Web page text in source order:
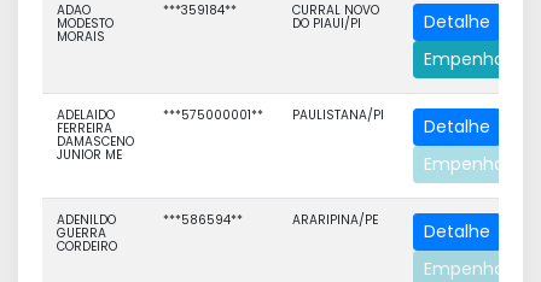
ADAO
MODESTO
MORAIS
***359184** CURRAL NOVO
DO PIAUI/PI
Detalhe
Empenhos
ADELAIDO
FERREIRA
DAMASCENO
JUNIOR ME
***575000001** PAULISTANA/PI
Detalhe
Empenhos
ADENILDO
GUERRA
CORDEIRO
***586594** ARARIPINA/PE
Detalhe
Empenhos